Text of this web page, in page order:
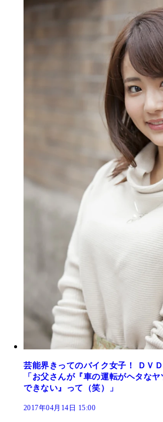
芸能界きってのバイク女子！ ＤＶ
「お父さんが『車の運転がヘタな
できない』って（笑）」
2017年04月14日 15:00